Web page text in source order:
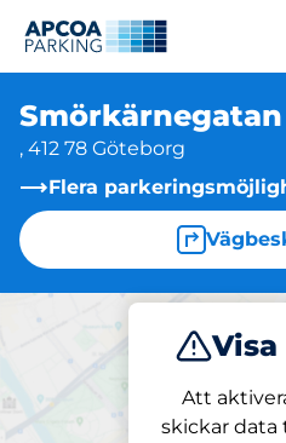
Smörkärnegatan
, 412 78 Göteborg
Flera
Att
skickar data
Parkera